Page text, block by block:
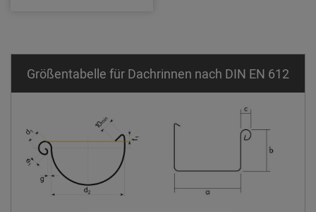
Größentabelle für Dachrinnen nach DIN EN 612